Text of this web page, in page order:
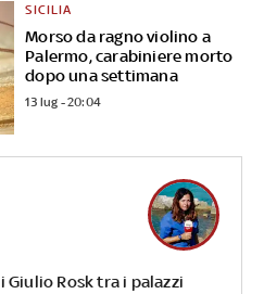
Morso da ragno violino a
Palermo, carabiniere morto
dopo una settimana
SICILIA
13 lug - 20:04
Giulio Rosk tra i palazzi